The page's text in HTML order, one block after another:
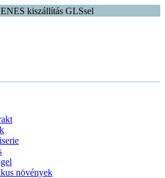
kiszállítás GLSsel
növények